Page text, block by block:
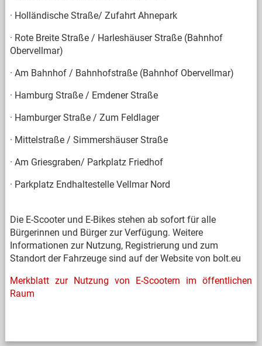
· Holländische Straße/ Zufahrt Ahnepark
· Rote Breite Straße / Harleshäuser Straße (Bahnhof
Obervellmar)
· Am Bahnhof / Bahnhofstraße (Bahnhof Obervellmar)
· Hamburg Straße / Emdener Straße
· Hamburger Straße / Zum Feldlager
· Mittelstraße / Simmershäuser Straße
· Am Griesgraben/ Parkplatz Friedhof
· Parkplatz Endhaltestelle Vellmar Nord
Die E-Scooter und E-Bikes stehen ab sofort für alle
Bürgerinnen und Bürger zur Verfügung. Weitere
Informationen zur Nutzung, Registrierung und zum
Standort der Fahrzeuge sind auf der Website von bolt.eu
Merkblatt zur Nutzung von E-Scootern im öffentlichen
Raum